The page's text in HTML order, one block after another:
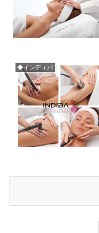
◆インディバ